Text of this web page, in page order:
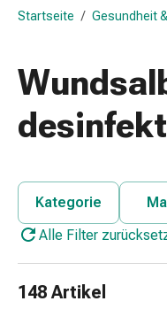
&
Grippe-
&
Erkältung
Hautirritation
Startseite / Gesundheit
Kategorie
Alle Filter
148 Artikel